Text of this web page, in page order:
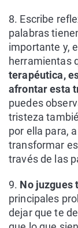
8. Escribe
palabras
importante y,
herramientas
terapéutica,
afrontar esta
puedes
tristeza
por ella para,
transformar
través de las
9. No juzgues
principales
dejar que te